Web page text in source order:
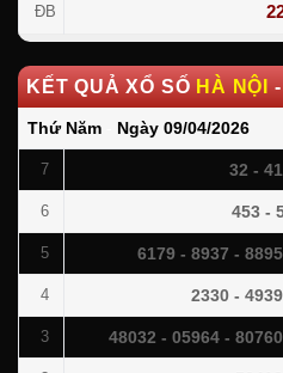
ĐB
KẾT QUẢ XỔ SỐ HÀ NỘI
Thứ Năm Ngày 09/04/2026
7 32 -
6 453 -
5 6179 - 8937 -
4 2330 -
3 48032 - 05964 -